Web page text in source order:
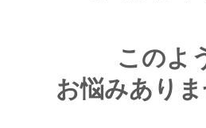
このよ
お悩みあり